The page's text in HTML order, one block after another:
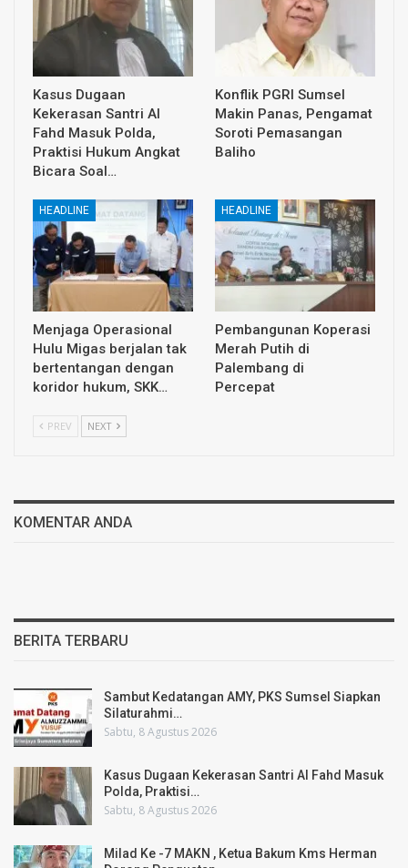
Kasus Dugaan
Kekerasan Santri Al
Fahd Masuk Polda,
Praktisi Hukum Angkat
Bicara Soal…
Konflik PGRI Sumsel
Makin Panas, Pengamat
Soroti Pemasangan
Baliho
HEADLINE
Menjaga Operasional
Hulu Migas berjalan tak
bertentangan dengan
koridor hukum, SKK…
HEADLINE
Pembangunan Koperasi
Merah Putih di
Palembang di
Percepat
PREV NEXT
KOMENTAR ANDA
BERITA TERBARU
Sambut Kedatangan AMY, PKS Sumsel Siapkan
Silaturahmi…
Sabtu, 8 Agustus 2026
Kasus Dugaan Kekerasan Santri Al Fahd Masuk
Polda, Praktisi…
Sabtu, 8 Agustus 2026
Milad Ke -7 MAKN , Ketua Bakum Kms Herman